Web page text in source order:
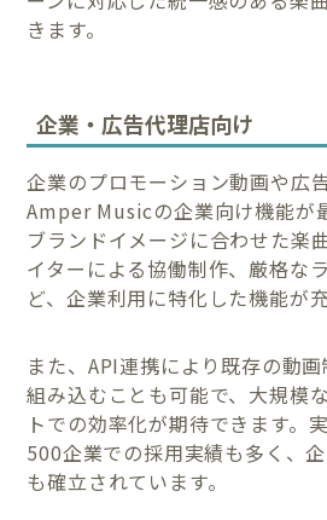
きます。
企業・広告代理店向け
企業のプロモーション動画や広
Amper Musicの企業向け機能が
ブランドイメージに合わせた楽
イターによる協働制作、厳格な
ど、企業利用に特化した機能が
また、API連携により既存の動
組み込むことも可能で、大規模
トでの効率化が期待できます。
500企業での採用実績も多く、
も確立されています。